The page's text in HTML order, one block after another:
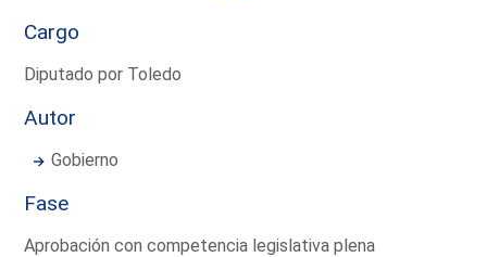
Cargo
Diputado por Toledo
Autor
Gobierno
Fase
Aprobación con competencia legislativa plena